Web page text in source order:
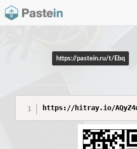
https://pastein.ru/t/Ebq
https://hitray.io/AQyZ4d-